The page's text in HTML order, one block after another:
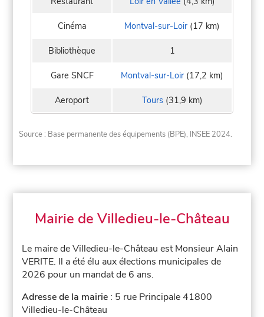
Cinéma Montval-sur-Loir (17 km)
Bibliothèque 1
Gare SNCF Montval-sur-Loir (17,2 km)
Aeroport Tours(31,9 km)
Source : Base permanente des équipements (BPE), INSEE 2024.
Mairie de Villedieu-le-Château
Le maire de Villedieu-le-Château est Monsieur Alain
VERITE. Il a été élu aux élections municipales de
2026 pour un mandat de 6 ans.
Adresse de la mairie : 5 rue Principale 41800
Villedieu-le-Château